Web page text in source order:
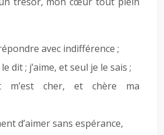
avec indifférence ;
dit ; j’aime, et seul je le sais ;
m’est cher, et chère ma
d’aimer sans espérance,